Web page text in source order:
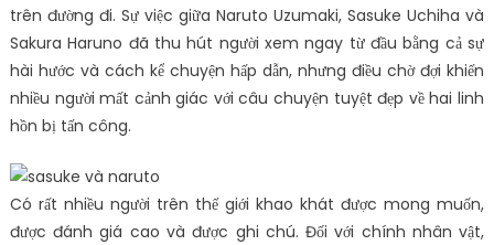
trên đường đi. Sự việc giữa Naruto Uzumaki, Sasuke Uchiha và
Sakura Haruno đã thu hút người xem ngay từ đầu bằng cả sự
hài hước và cách kể chuyện hấp dẫn, nhưng điều chờ đợi khiến
nhiều người mất cảnh giác với câu chuyện tuyệt đẹp về hai linh
hồn bị tấn công.
Có rất nhiều người trên thế giới khao khát được mong muốn,
được đánh giá cao và được ghi chú. Đối với chính nhân vật,